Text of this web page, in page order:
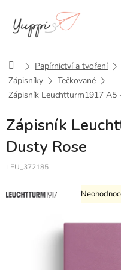
obsah
DomůPapírnictví a tvoření
Zápisníky
Tečkované
Zápisník Leuchtturm1917 A5
Zápisník
Dusty Rose
LEU_372185
Průměrné
hodnocení
je